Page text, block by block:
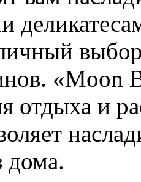
«Moon
отдыха и
дома.